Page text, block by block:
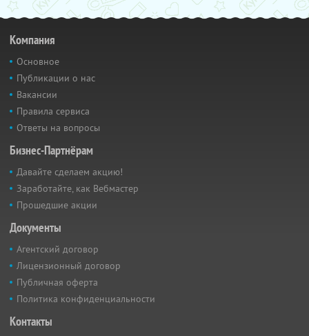
Компания
Основное
Публикации о нас
Вакансии
Правила сервиса
Ответы на вопросы
Бизнес-Партнёрам
Давайте сделаем акцию!
Заработайте, как Вебмастер
Прошедшие акции
Документы
Агентский договор
Лицензионный договор
Публичная оферта
Политика конфиденциальности
Контакты